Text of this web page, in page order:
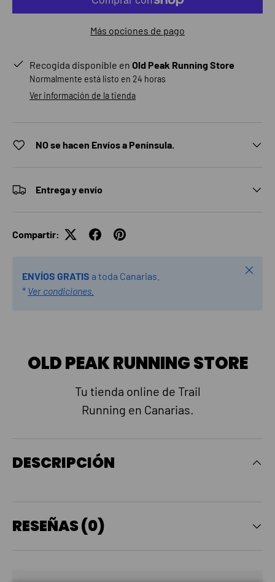
Más opciones de pago
Recogida disponible en Old Peak Running Store
Normalmente está listo en 24 horas
Ver información de la tienda
NO se hacen Envíos a Península.
Entrega y envío
Compartir:
ENVÍOS GRATIS a toda Canarias.
* Ver condiciones.
Cerrar
OLD PEAK RUNNING STORE
Tu tienda online de Trail
Running en Canarias.
DESCRIPCIÓN
RESEÑAS (0)